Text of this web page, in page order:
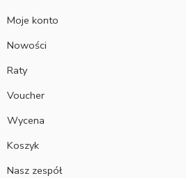
Moje konto
Nowości
Raty
Voucher
Wycena
Koszyk
Nasz zespół